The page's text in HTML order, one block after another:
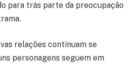
para trás parte da preocupação
relações continuam se
personagens seguem em